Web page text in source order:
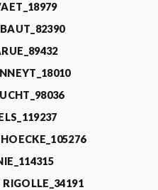
RIGOLLE_34191